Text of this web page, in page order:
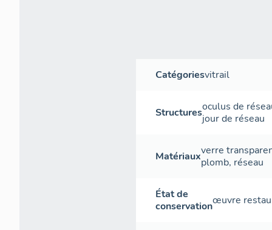
Catégoriesvitrail
Structuresoculus de
jour de réseau
Matériauxverre
plomb, réseau
État de
conservationœuvre